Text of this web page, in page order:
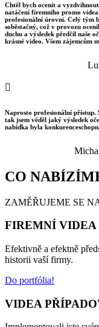
Chtěl bych ocenit a
natáčení firemního promo
profesionální úrovni. Celý tým
soběstačný, což v provozu
duchu a výsledek předčil naše
krásné video. Všem zájemcům

Naprosto profesionální přístup.
tak jsem věděl jaký výsledek
nabídka byla
CO
ZAMĚŘUJEME SE
FIREMNÍ VIDEA
Efektivně a efektně
historii vaší firmy.
Do portfólia!
VIDEA